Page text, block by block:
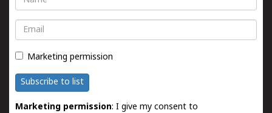
Email
Marketing permission
Subscribe to list
Marketing permission: I give my consent to